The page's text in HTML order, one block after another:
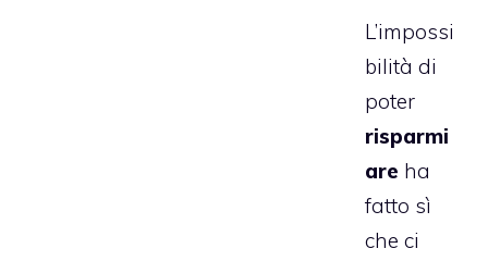
L’impossi
bilità di
poter
risparmi
are ha
fatto sì
che ci